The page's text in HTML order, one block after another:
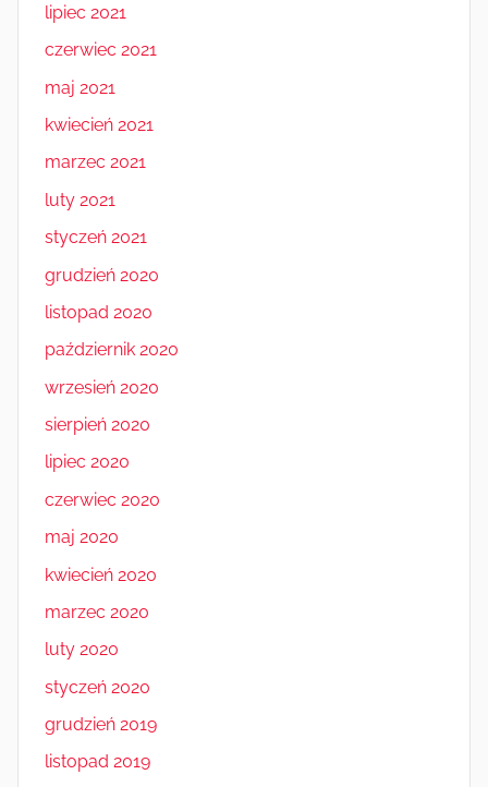
lipiec 2021
czerwiec 2021
maj 2021
kwiecień 2021
marzec 2021
luty 2021
styczeń 2021
grudzień 2020
listopad 2020
październik 2020
wrzesień 2020
sierpień 2020
lipiec 2020
czerwiec 2020
maj 2020
kwiecień 2020
marzec 2020
luty 2020
styczeń 2020
grudzień 2019
listopad 2019